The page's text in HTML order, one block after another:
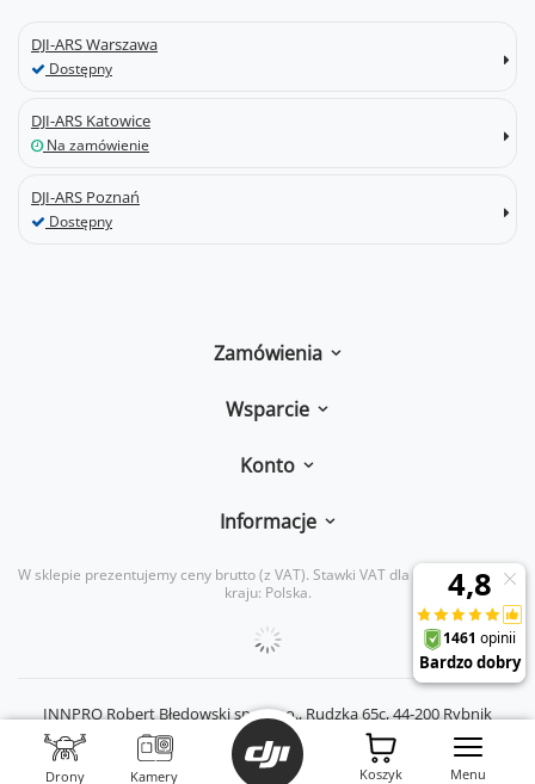
Drony Kamery Koszyk Menu
DJI-ARS Warszawa
Dostępny
DJI-ARS Katowice
Na zamówienie
DJI-ARS Poznań
Dostępny
Zamówienia
Wsparcie
Konto
Informacje
W sklepie prezentujemy ceny brutto (z VAT). Stawki VAT dla konsumentów z
kraju: Polska.
INNPRO Robert Błędowski sp. z o. o.,Rudzka 65c,44-200Rybnik
mail:kontakt@dji-ars.pl | telefon:734 734 920
NIP:PL6423234719 | 0000944160